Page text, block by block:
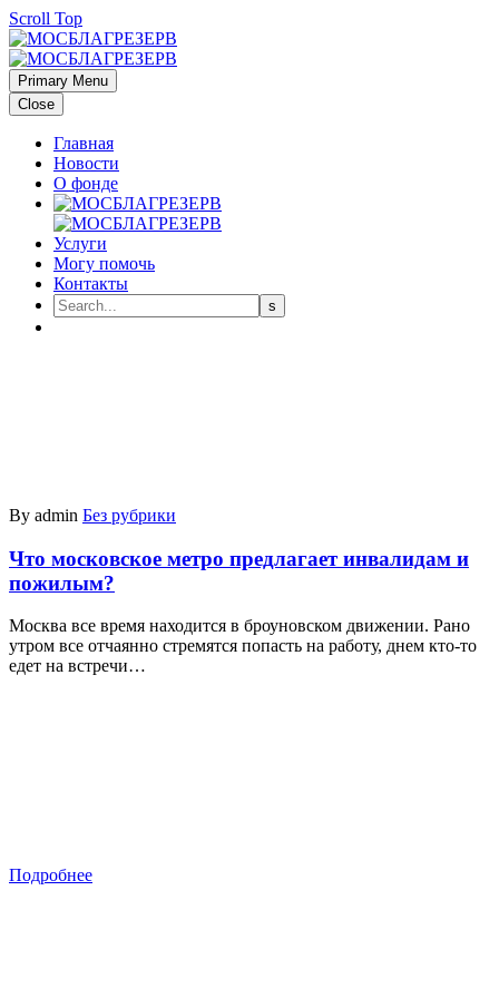
Scroll Top
Primary Menu
Close
Главная
Новости
О фонде
Услуги
Могу помочь
Контакты
By admin Без рубрики
Что московское метро предлагает инвалидам и
пожилым?
Москва все время находится в броуновском движении. Рано
утром все отчаянно стремятся попасть на работу, днем кто-то
едет на встречи…
Подробнее